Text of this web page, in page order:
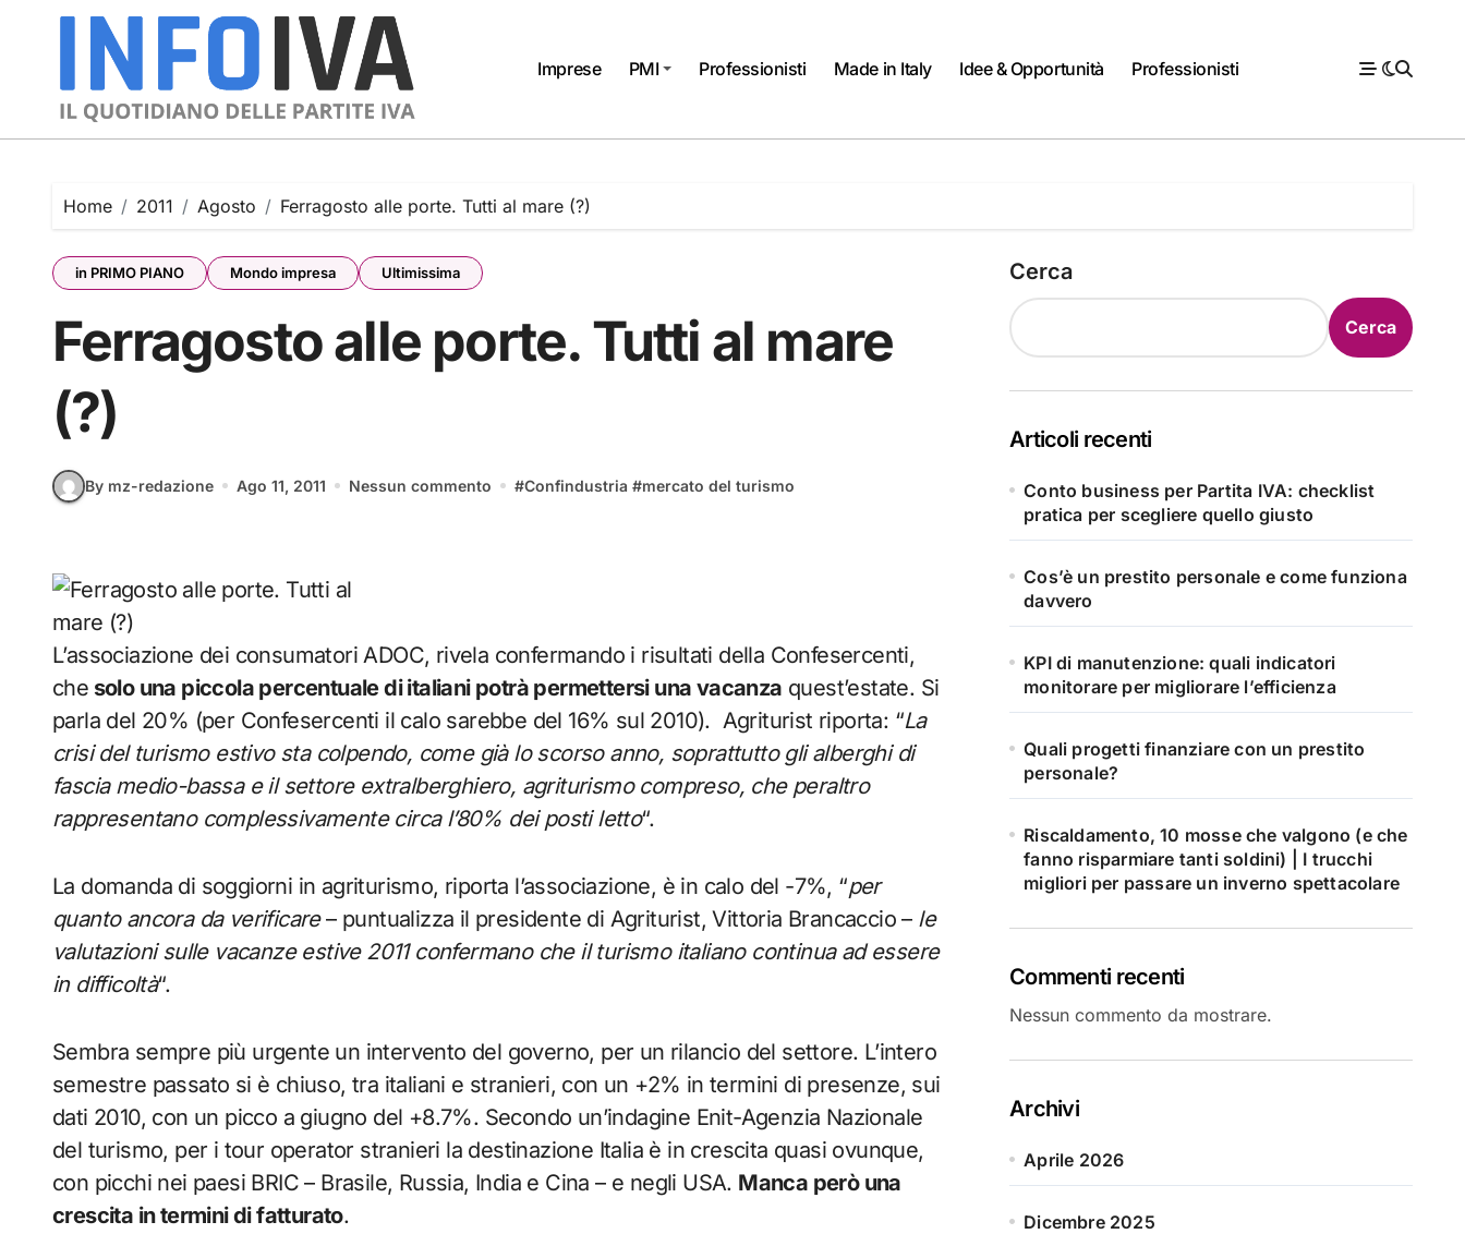
Imprese PMI Professionisti Made in Italy Idee & Opportunità Professionisti
Home 2011 Agosto Ferragosto alle porte. Tutti al mare (?)
in PRIMO PIANO Mondo impresa Ultimissima
Ferragosto alle porte. Tutti al mare
(?)
By mz-redazione Ago 11, 2011 Nessun commento #Confindustria #mercato del turismo
L’associazione dei consumatori ADOC, rivela confermando i risultati della Confesercenti,
che solo una piccola percentuale di italiani potrà permettersi una vacanza quest’estate. Si
parla del 20% (per Confesercenti il calo sarebbe del 16% sul 2010). Agriturist riporta: “La
crisi del turismo estivo sta colpendo, come già lo scorso anno, soprattutto gli alberghi di
fascia medio-bassa e il settore extralberghiero, agriturismo compreso, che peraltro
rappresentano complessivamente circa l’80% dei posti letto“.
La domanda di soggiorni in agriturismo, riporta l’associazione, è in calo del -7%, “per
quanto ancora da verificare– puntualizza il presidente di Agriturist, Vittoria Brancaccio –le
valutazioni sulle vacanze estive 2011 confermano che il turismo italiano continua ad essere
in difficoltà“.
Sembra sempre più urgente un intervento del governo, per un rilancio del settore. L’intero
semestre passato si è chiuso, tra italiani e stranieri, con un +2% in termini di presenze, sui
dati 2010, con un picco a giugno del +8.7%. Secondo un’indagine Enit-Agenzia Nazionale
del turismo, per i tour operator stranieri la destinazione Italia è in crescita quasi ovunque,
con picchi nei paesi BRIC – Brasile, Russia, India e Cina – e negli USA. Manca però una
crescita in termini di fatturato.
Cerca
Cerca
Articoli recenti
Conto business per Partita IVA: checklist
pratica per scegliere quello giusto
Cos’è un prestito personale e come funziona
davvero
KPI di manutenzione: quali indicatori
monitorare per migliorare l’efficienza
Quali progetti finanziare con un prestito
personale?
Riscaldamento, 10 mosse che valgono (e che
fanno risparmiare tanti soldini) | I trucchi
migliori per passare un inverno spettacolare
Commenti recenti
Nessun commento da mostrare.
Archivi
Aprile 2026
Dicembre 2025